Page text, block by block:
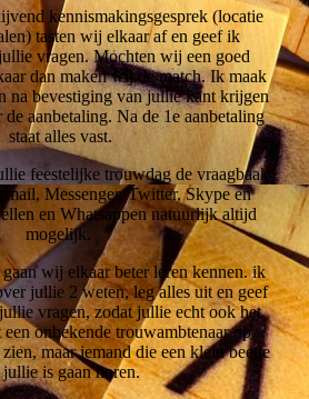
kennismakingsgesprek (locatie
tasten wij elkaar af en geef ik
vragen. Mochten wij een goed
dan maken wij de match. Ik maak
na bevestiging van jullie kant krijgen
aanbetaling. Na de 1e aanbetaling
staat alles vast.
feestelijke trouwdag de vraagbaak
mail, Messenger, Twitter, Skype en
en Whatsappen natuurlijk altijd
mogelijk.
wij elkaar beter leren kennen. ik
jullie 2 weten, leg alles uit en geef
vragen, zodat jullie echt ook het
onbekende trouwambtenaar op
maar iemand die een klein beetje
is gaan horen.